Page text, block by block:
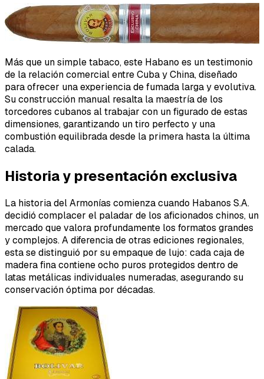
Más que un simple tabaco, este Habano es un testimonio
de la relación comercial entre Cuba y China, diseñado
para ofrecer una experiencia de fumada larga y evolutiva.
Su construcción manual resalta la maestría de los
torcedores cubanos al trabajar con un figurado de estas
dimensiones, garantizando un tiro perfecto y una
combustión equilibrada desde la primera hasta la última
calada.
Historia y presentación exclusiva
La historia del Armonías comienza cuando Habanos S.A.
decidió complacer el paladar de los aficionados chinos, un
mercado que valora profundamente los formatos grandes
y complejos. A diferencia de otras ediciones regionales,
esta se distinguió por su empaque de lujo: cada caja de
madera fina contiene ocho puros protegidos dentro de
latas metálicas individuales numeradas, asegurando su
conservación óptima por décadas.